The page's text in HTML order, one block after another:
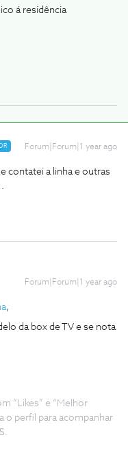
á residência
Forum|Forum|1 year ago
contatei a linha e outras
Forum|Forum|1 year ago
,
da box de TV e se nota
“Likes” e “Melhor
o perfil para acompanhar